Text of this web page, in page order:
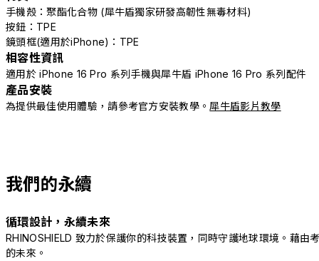
手機殼：聚酯化合物 (犀牛盾獨家研發高韌性無毒材料)
按鈕：TPE
鏡頭框(適用於iPhone)：TPE
相容性資訊
適用於 iPhone 16 Pro 系列手機與犀牛盾 iPhone 16 Pro 系列配件
產品安裝
為提供最佳使用體驗，請參考官方安裝教學。 犀牛盾影片教學
我們的永續
循環設計，永續未來
RHINOSHIELD 致力於保護你的科技裝置，同時守護地球環境。藉
的未來。